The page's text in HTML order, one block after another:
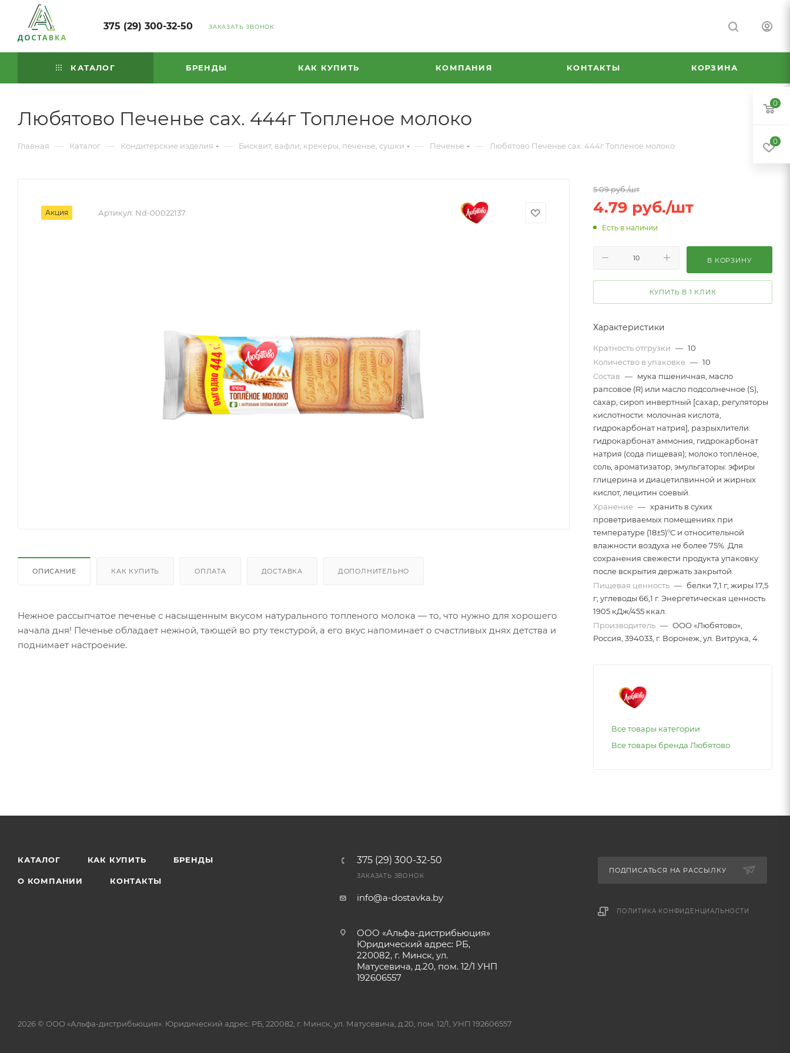
375 (29) 300-32-50 ЗАКАЗАТЬ ЗВОНОК
КАТАЛОГ БРЕНДЫ КАК КУПИТЬ КОМПАНИЯ КОНТАКТЫ КОРЗИНА
Любятово Печенье сах. 444г Топленое молоко
Главная — Каталог — Кондитерские изделия — Бисквит, вафли, крекеры, печенье, сушки — Печенье — Любятово Печенье сах. 444г Топленое молоко
Акция Артикул: Nd-00022137
ОПИСАНИЕ КАК КУПИТЬ ОПЛАТА ДОСТАВКА ДОПОЛНИТЕЛЬНО
Нежное рассыпчатое печенье с насыщенным вкусом натурального топленого молока — то, что нужно для хорошего
начала дня! Печенье обладает нежной, тающей во рту текстурой, а его вкус напоминает о счастливых днях детства и
поднимает настроение.
5.09руб./шт
4.79 руб./шт
Есть в наличии
В КОРЗИНУ
КУПИТЬ В 1 КЛИК
Характеристики
Кратность отгрузки — 10
Количество в упаковке — 10
Состав — мука пшеничная, масло
рапсовое (R) или масло подсолнечное (S),
сахар, сироп инвертный [сахар, регуляторы
кислотности: молочная кислота,
гидрокарбонат натрия], разрыхлители:
гидрокарбонат аммония, гидрокарбонат
натрия (сода пищевая); молоко топлёное,
соль, ароматизатор, эмульгаторы: эфиры
глицерина и диацетилвинной и жирных
кислот, лецитин соевый.
Хранение — хранить в сухих
проветриваемых помещениях при
температуре (18±5)°С и относительной
влажности воздуха не более 75%. Для
сохранения свежести продукта упаковку
после вскрытия держать закрытой.
Пищевая ценность — белки 7,1 г; жиры 17,5
г; углеводы 66,1 г. Энергетическая ценность
1905 кДж/455 ккал.
Производитель — ООО «Любятово»,
Россия, 394033, г. Воронеж, ул. Витрука, 4.
Все товары категории
Все товары бренда Любятово
КАТАЛОГ КАК КУПИТЬ БРЕНДЫ
О КОМПАНИИ КОНТАКТЫ
375 (29) 300-32-50
ЗАКАЗАТЬ ЗВОНОК
info@a-dostavka.by
ООО «Альфа-дистрибьюция»
Юридический адрес: РБ,
220082, г. Минск, ул.
Матусевича, д.20, пом. 12/1 УНП
192606557
ПОДПИСАТЬСЯ НА РАССЫЛКУ
ПОЛИТИКА КОНФИДЕНЦИАЛЬНОСТИ
2026 © ООО «Альфа-дистрибьюция». Юридический адрес: РБ, 220082, г. Минск, ул. Матусевича, д.20, пом. 12/1, УНП 192606557
0
0